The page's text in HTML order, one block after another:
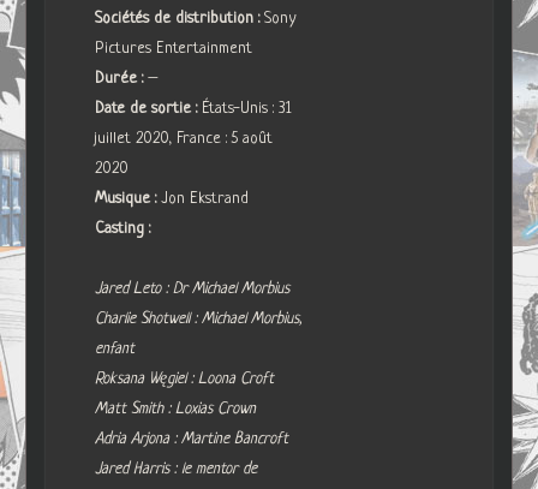
Sociétés de distribution :Sony
Pictures Entertainment
Durée :–
Date de sortie : États-Unis : 31
juillet 2020, France : 5 août
2020
Musique :Jon Ekstrand
Casting :
Jared Leto : Dr Michael Morbius
Charlie Shotwell : Michael Morbius,
enfant
Roksana Węgiel : Loona Croft
Matt Smith : Loxias Crown
Adria Arjona : Martine Bancroft
Jared Harris : le mentor de